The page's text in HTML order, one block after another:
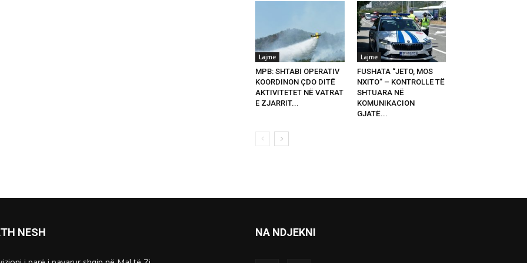
Lajme
MPB: SHTABI OPERATIV
KOORDINON ÇDO DITË
AKTIVITETET NË VATRAT
E ZJARRIT...
Lajme
FUSHATA “JETO, MOS
NXITO” – KONTROLLE TË
SHTUARA NË
KOMUNIKACION
GJATË...
NESH NA NDJEKNI